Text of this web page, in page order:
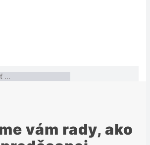
vám rady, ako